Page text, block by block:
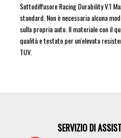
Sottodiffusore Racing Durability V.1
standard. Non è necessaria alcuna
sulla propria auto. Il materiale con il
qualità e testato per un'elevata
TUV.
SERVIZIO DI